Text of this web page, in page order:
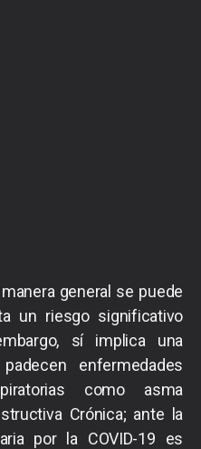
general se puede
un riesgo significativo
sí implica una
enfermedades
como asma
Crónica; ante la
por la COVID-19 es